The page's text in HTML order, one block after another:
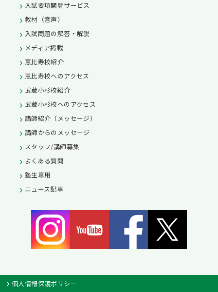
入試要項閲覧サービス
教材（音声）
入試問題の解答・解説
メディア掲載
恵比寿校紹介
恵比寿校へのアクセス
武蔵小杉校紹介
武蔵小杉校へのアクセス
講師紹介（メッセージ）
講師からのメッセージ
スタッフ/講師募集
よくある質問
塾生専用
ニュース記事
個人情報保護ポリシー